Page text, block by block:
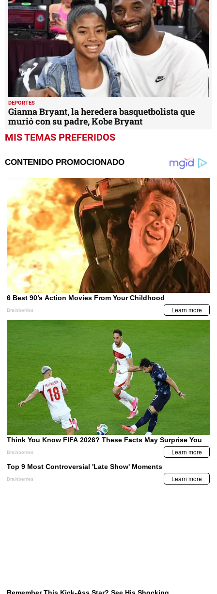
DEPORTES
Gianna Bryant, la heredera basquetbolista que
murió con su padre, Kobe Bryant
MIS TEMAS PREFERIDOS